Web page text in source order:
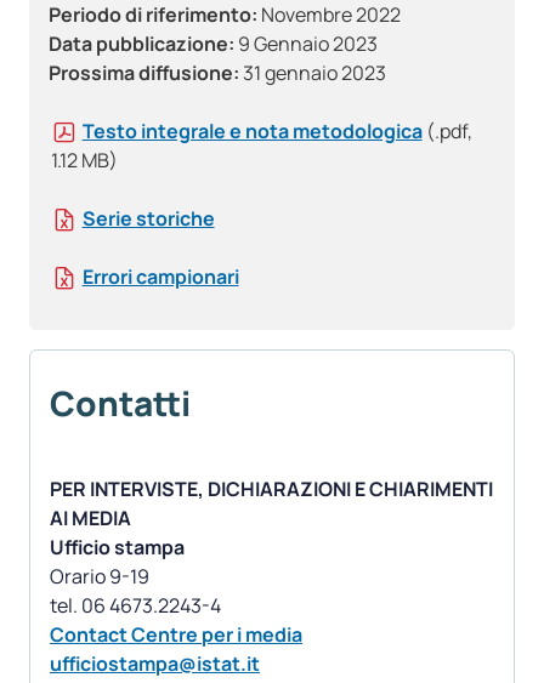
Periodo di riferimento: Novembre 2022
Data pubblicazione: 9 Gennaio 2023
Prossima diffusione: 31 gennaio 2023
Testo integrale e nota metodologica (.pdf,
1.12 MB)
Serie storiche
Errori campionari
Contatti
PER INTERVISTE, DICHIARAZIONI E CHIARIMENTI
AI MEDIA
Ufficio stampa
Orario 9-19
Contact Centre per i media
ufficiostampa@istat.it